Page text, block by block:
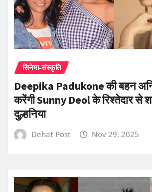
सिनेमा-संस्कृति
Deepika Padukone की बहन
करेंगी Sunny Deol के रिश्तेदार से
दुल्हनिया
Dehat Post Nov 29, 2025